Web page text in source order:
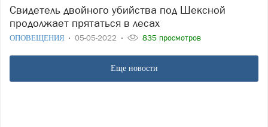
Свидетель двойного убийства под Шексной
продолжает прятаться в лесах
ОПОВЕЩЕНИЯ 05-05-2022 835 просмотров
Еще новости